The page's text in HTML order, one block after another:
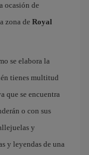
ocasión de
zona de Royal
se elabora la
tienes multitud
que se encuentra
o con sus
y
y leyendas de una